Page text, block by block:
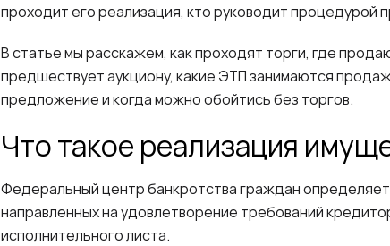
проходит его реализация, кто руководит процедурой
В статье мы расскажем, как проходят торги, где
предшествует аукциону, какие ЭТП занимаются
предложение и когда можно обойтись без торгов.
Что такое реализация
Федеральный центр банкротства граждан
направленных на удовлетворение требований
исполнительного листа.